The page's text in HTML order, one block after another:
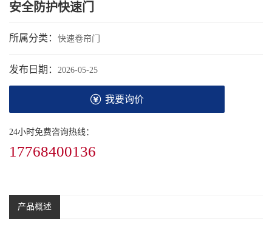
安全防护快速门
所属分类： 快速卷帘门
发布日期： 2026-05-25
我要询价
24小时免费咨询热线：
17768400136
产品概述